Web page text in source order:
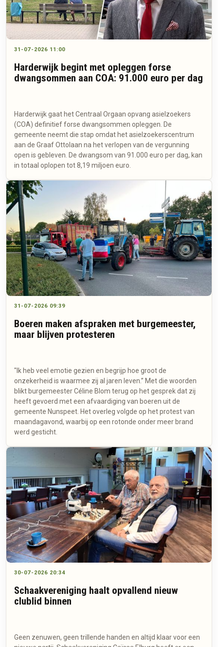
31-07-2026 11:00
Harderwijk begint met opleggen forse
dwangsommen aan COA: 91.000 euro per dag
Harderwijk gaat het Centraal Orgaan opvang asielzoekers
(COA) definitief forse dwangsommen opleggen. De
gemeente neemt die stap omdat het asielzoekerscentrum
aan de Graaf Ottolaan na het verlopen van de vergunning
open is gebleven. De dwangsom van 91.000 euro per dag, kan
in totaal oplopen tot 8,19 miljoen euro.
31-07-2026 09:39
Boeren maken afspraken met burgemeester,
maar blijven protesteren
"Ik heb veel emotie gezien en begrijp hoe groot de
onzekerheid is waarmee zij al jaren leven.” Met die woorden
blikt burgemeester Céline Blom terug op het gesprek dat zij
heeft gevoerd met een afvaardiging van boeren uit de
gemeente Nunspeet. Het overleg volgde op het protest van
maandagavond, waarbij op een rotonde onder meer brand
werd gesticht.
30-07-2026 20:34
Schaakvereniging haalt opvallend nieuw
clublid binnen
Geen zenuwen, geen trillende handen en altijd klaar voor een